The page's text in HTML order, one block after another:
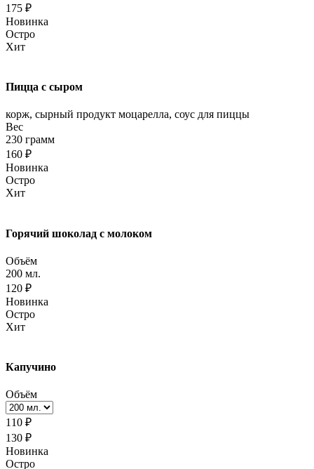
175 ₽
Новинка
Остро
Хит
Пицца с сыром
корж, сырный продукт моцарелла, соус для пиццы
Вес
230 грамм
160 ₽
Новинка
Остро
Хит
Горячий шоколад с молоком
Объём
200 мл.
120 ₽
Новинка
Остро
Хит
Капучино
Объём
110 ₽
130 ₽
Новинка
Остро